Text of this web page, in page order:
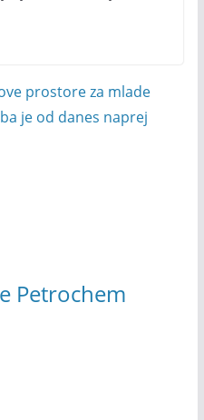
prostore za mlade
je od danes naprej
Petrochem